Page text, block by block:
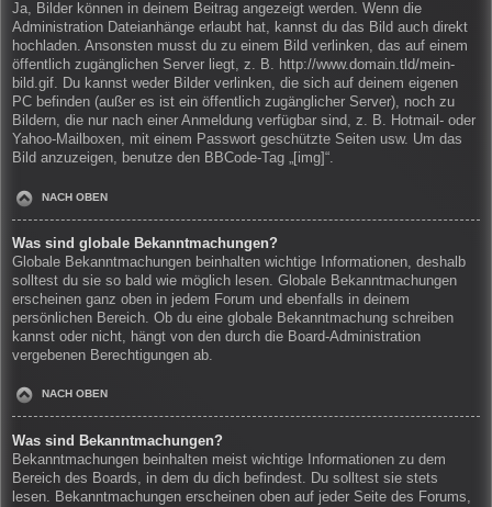
Ja, Bilder können in deinem Beitrag angezeigt werden. Wenn die
Administration Dateianhänge erlaubt hat, kannst du das Bild auch direkt
hochladen. Ansonsten musst du zu einem Bild verlinken, das auf einem
öffentlich zugänglichen Server liegt, z. B. http://www.domain.tld/mein-
bild.gif. Du kannst weder Bilder verlinken, die sich auf deinem eigenen
PC befinden (außer es ist ein öffentlich zugänglicher Server), noch zu
Bildern, die nur nach einer Anmeldung verfügbar sind, z. B. Hotmail- oder
Yahoo-Mailboxen, mit einem Passwort geschützte Seiten usw. Um das
Bild anzuzeigen, benutze den BBCode-Tag „[img]“.
NACH OBEN
Was sind globale Bekanntmachungen?
Globale Bekanntmachungen beinhalten wichtige Informationen, deshalb
solltest du sie so bald wie möglich lesen. Globale Bekanntmachungen
erscheinen ganz oben in jedem Forum und ebenfalls in deinem
persönlichen Bereich. Ob du eine globale Bekanntmachung schreiben
kannst oder nicht, hängt von den durch die Board-Administration
vergebenen Berechtigungen ab.
NACH OBEN
Was sind Bekanntmachungen?
Bekanntmachungen beinhalten meist wichtige Informationen zu dem
Bereich des Boards, in dem du dich befindest. Du solltest sie stets
lesen. Bekanntmachungen erscheinen oben auf jeder Seite des Forums,